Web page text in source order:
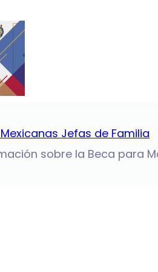
Jefas de Familia
sobre la Beca para